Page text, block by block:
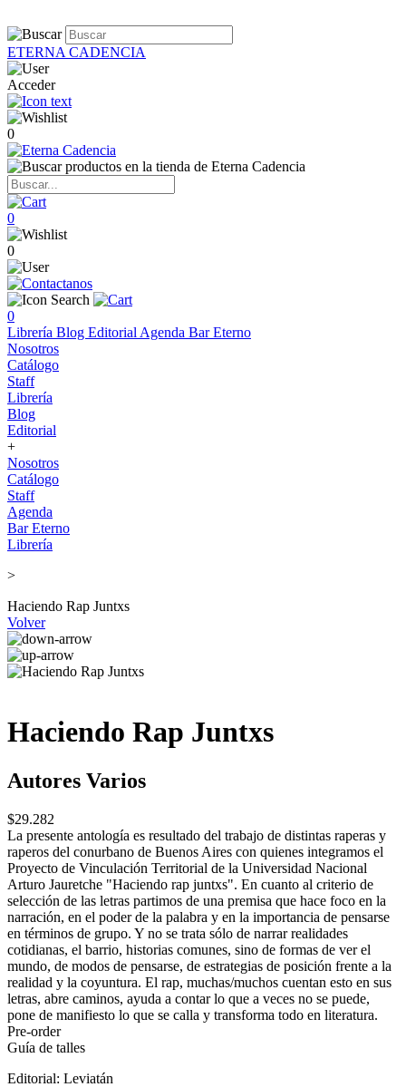
ETERNA CADENCIA
Acceder
0
0
0
0
Librería Blog Editorial Agenda Bar Eterno
Nosotros
Catálogo
Staff
Librería
Blog
Editorial
+
Nosotros
Catálogo
Staff
Agenda
Bar Eterno
Librería
>
Haciendo Rap Juntxs
Volver
Haciendo Rap Juntxs
Autores Varios
$29.282
La presente antología es resultado del trabajo de distintas raperas y
raperos del conurbano de Buenos Aires con quienes integramos el
Proyecto de Vinculación Territorial de la Universidad Nacional
Arturo Jauretche "Haciendo rap juntxs". En cuanto al criterio de
selección de las letras partimos de una premisa que hace foco en la
narración, en el poder de la palabra y en la importancia de pensarse
en términos de grupo. Y no se trata sólo de narrar realidades
cotidianas, el barrio, historias comunes, sino de formas de ver el
mundo, de modos de pensarse, de estrategias de posición frente a la
realidad y la coyuntura. El rap, muchas/muchos cuentan esto en sus
letras, abre caminos, ayuda a contar lo que a veces no se puede,
pone de manifiesto lo que se calla y transforma todo en literatura.
Pre-order
Guía de talles
Editorial: Leviatán